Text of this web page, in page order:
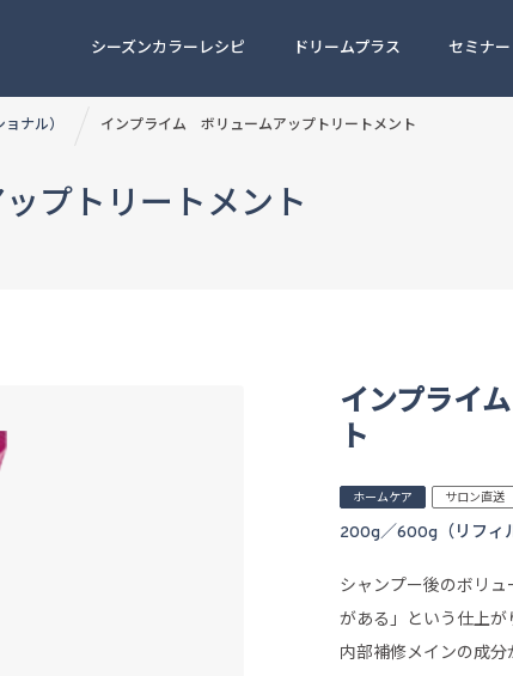
シーズンカラーレシピ ドリームプラス セミナー
プトリートメント
インプライ
ト
ホームケア サロン直送
200g／600g（リフィ
シャンプー後のボリ
がある」という仕上が
内部補修メインの成
ナル） インプライム ボリュームアップトリートメント